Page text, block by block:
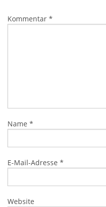
Kommentar *
Name *
E-Mail-Adresse *
Website